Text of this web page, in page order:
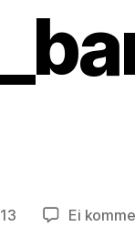
Ei